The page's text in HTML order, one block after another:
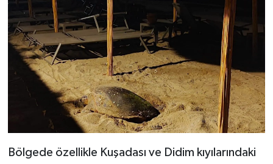
Bölgede özellikle Kuşadası ve Didim kıyılarındaki